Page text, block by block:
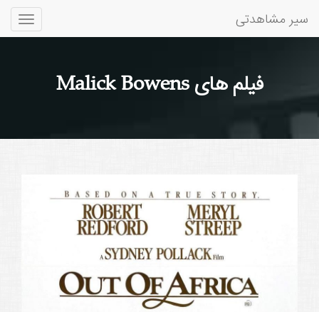
سیر مشاهدتی
فیلم های Malick Bowens